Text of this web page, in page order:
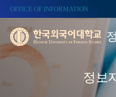
OFFICE OF INFORMATION
정보